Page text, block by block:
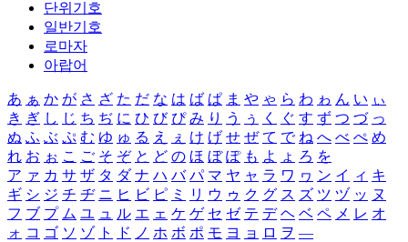
단위기호
일반기호
로마자
아랍어
あ ぁ か が さ ざ た だ な は ば ぱ ま や ゃ ら わ ゎ ん い ぃ
き ぎ し じ ち ぢ に ひ び ぴ み り う ぅ く ぐ す ず つ づ っ
ぬ ふ ぶ ぷ む ゆ ゅ る え ぇ け げ せ ぜ て で ね へ べ ぺ め
れ お ぉ こ ご そ ぞ と ど の ほ ぼ ぽ も よ ょ ろ を
ア ァ カ サ ザ タ ダ ナ ハ バ パ マ ヤ ャ ラ ワ ヮ ン イ ィ キ
ギ シ ジ チ ヂ ニ ヒ ビ ピ ミ リ ウ ゥ ク グ ス ズ ツ ヅ ッ ヌ
フ ブ プ ム ユ ュ ル エ ェ ケ ゲ セ ゼ テ デ ヘ ベ ペ メ レ オ
ォ コ ゴ ソ ゾ ト ド ノ ホ ボ ポ モ ヨ ョ ロ ヲ ―